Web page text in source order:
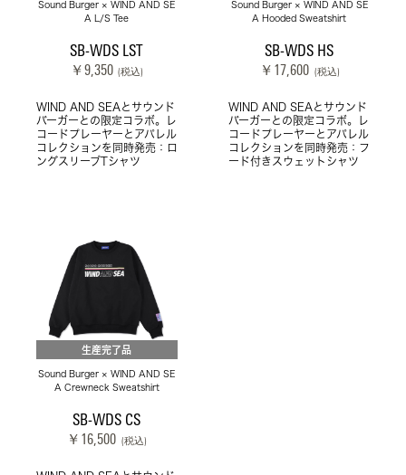
Sound Burger × WIND AND SE
A L/S Tee
SB-WDS LST
￥9,350 (税込)
WIND AND SEAとサウンド
バーガーとの限定コラボ。レ
コードプレーヤーとアパレル
コレクションを同時発売：ロ
ングスリーブTシャツ
Sound Burger × WIND AND SE
A Hooded Sweatshirt
SB-WDS HS
￥17,600 (税込)
WIND AND SEAとサウンド
バーガーとの限定コラボ。レ
コードプレーヤーとアパレル
コレクションを同時発売：フ
ード付きスウェットシャツ
生産完了品
Sound Burger × WIND AND SE
A Crewneck Sweatshirt
SB-WDS CS
￥16,500 (税込)